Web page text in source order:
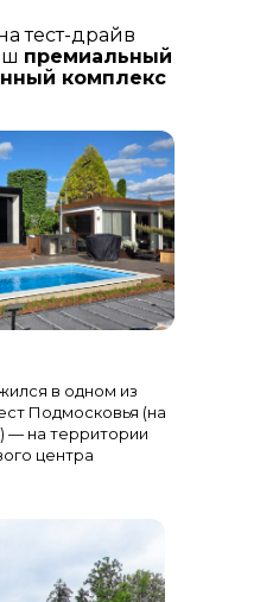
тест-драйв
премиальный
комплекс
в одном из
Подмосковья (на
на территории
центра
и